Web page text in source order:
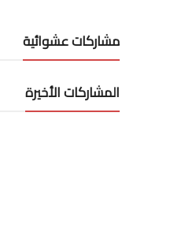
مشاركات عشوائية
المشاركات الأخيرة